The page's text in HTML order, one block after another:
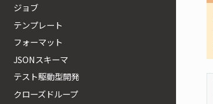
ジョブ
テンプレート
フォーマット
JSONスキーマ
テスト駆動型開発
クローズドループ